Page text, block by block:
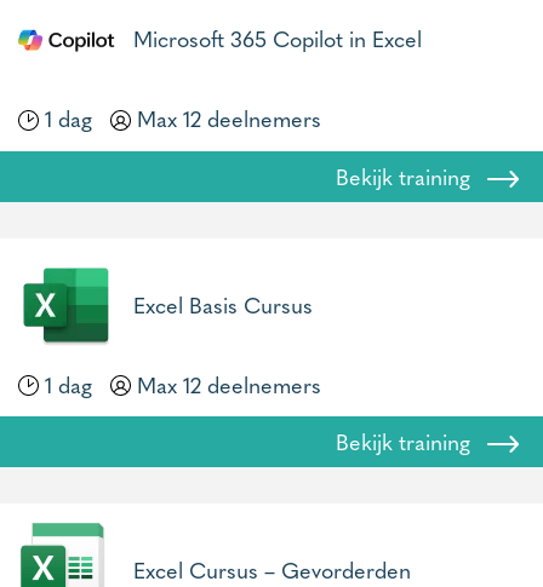
Microsoft 365 Copilot in Excel
1 dag
Max 12 deelnemers
Bekijk training
Excel Basis Cursus
1 dag
Max 12 deelnemers
Bekijk training
Excel Cursus – Gevorderden